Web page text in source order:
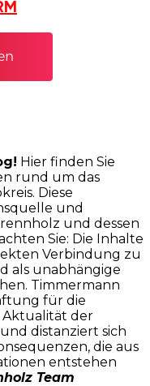
Hier finden Sie
rund um das
Diese
und
und dessen
Sie: Die Inhalte
Verbindung zu
als unabhängige
Timmermann
für die
Aktualität der
distanziert sich
die aus
entstehen
Team